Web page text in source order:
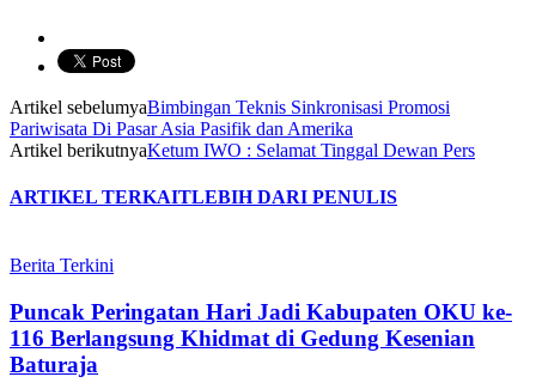
Artikel sebelumyaBimbingan Teknis Sinkronisasi Promosi
Pariwisata Di Pasar Asia Pasifik dan Amerika
Artikel berikutnyaKetum IWO : Selamat Tinggal Dewan Pers
ARTIKEL TERKAITLEBIH DARI PENULIS
Berita Terkini
Puncak Peringatan Hari Jadi Kabupaten OKU ke-
116 Berlangsung Khidmat di Gedung Kesenian
Baturaja